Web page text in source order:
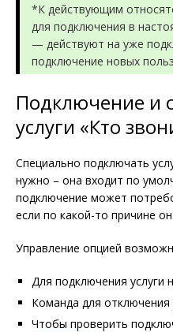
*К действующим
для подключения в
— действуют на уже
подключение новых
Подключение и
услуги «Кто
Специально подключать
нужно – она входит по
подключение может
если по какой-то причине
Управление опцией
Для подключения услуги
Команда для отключения
Чтобы проверить